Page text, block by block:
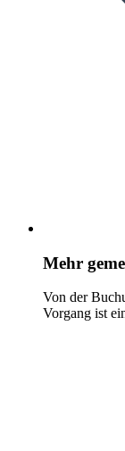
Mehr
Von der
Vorgang ist